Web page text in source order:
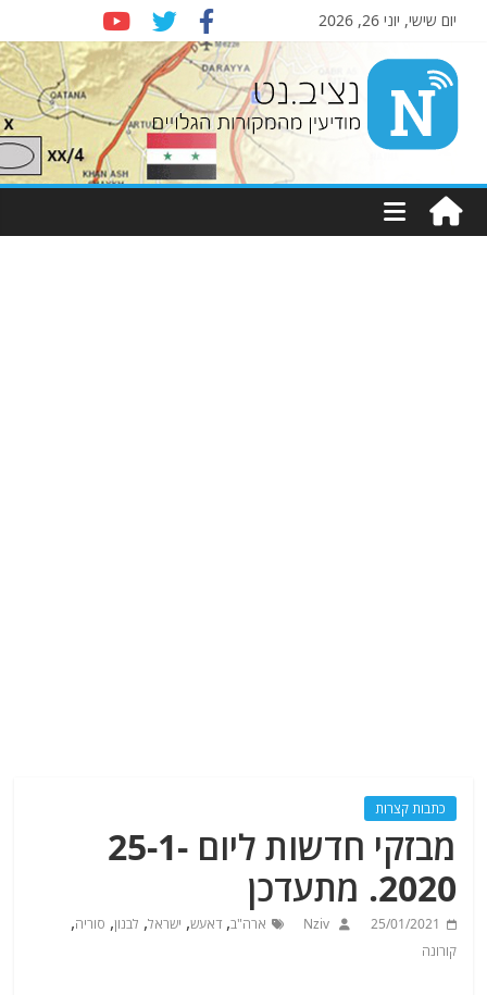
יום שישי, יוני 26, 2026
Nziv.net
מודיעין
מהמקורות
כתבות קצרות
מבזקי חדשות ליום 25-1-
2020. מתעדכן
25/01/2021
Nziv ארה"ב,דאעש, ישראל, לבנון, סוריה,
קורונה